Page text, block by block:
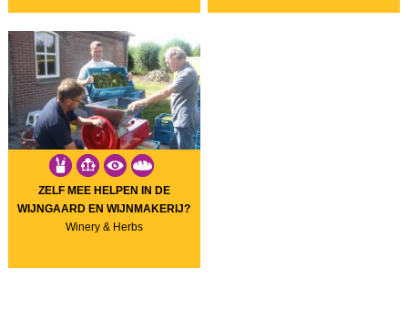
ZELF MEE HELPEN IN DE
WIJNGAARD EN WIJNMAKERIJ?
Winery & Herbs